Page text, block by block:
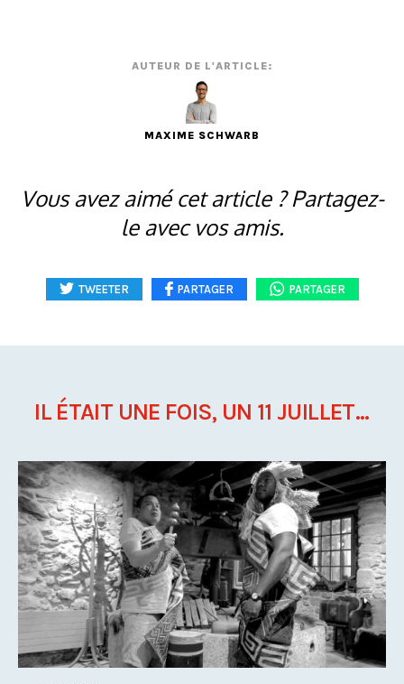
AUTEUR DE L'ARTICLE:
MAXIME SCHWARB
Vous avez aimé cet article ? Partagez-
le avec vos amis.
TWEETER PARTAGER PARTAGER
IL ÉTAIT UNE FOIS, UN 11 JUILLET...